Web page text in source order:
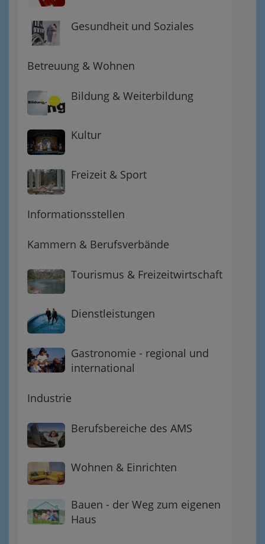
Gesundheit und Soziales
Betreuung & Wohnen
Bildung & Weiterbildung
Kultur
Freizeit & Sport
Informationsstellen
Kammern & Berufsverbände
Tourismus & Freizeitwirtschaft
Dienstleistungen
Gastronomie - regional und
international
Industrie
Berufsbereiche des AMS
Wohnen & Einrichten
Bauen - der Weg zum eigenen
Haus